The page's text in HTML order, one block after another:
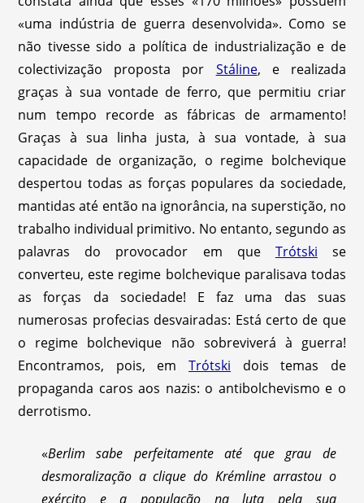
«uma indústria de guerra desenvolvida». Como se
não tivesse sido a política de industrialização e de
colectivização proposta por Stáline, e realizada
graças à sua vontade de ferro, que permitiu criar
num tempo recorde as fábricas de armamento!
Graças à sua linha justa, à sua vontade, à sua
capacidade de organização, o regime bolchevique
despertou todas as forças populares da sociedade,
mantidas até então na ignorância, na superstição, no
trabalho individual primitivo. No entanto, segundo as
palavras do provocador em que Trótski se
converteu, este regime bolchevique paralisava todas
as forças da sociedade! E faz uma das suas
numerosas profecias desvairadas: Está certo de que
o regime bolchevique não sobreviverá à guerra!
Encontramos, pois, em Trótski dois temas de
propaganda caros aos nazis: o antibolchevismo e o
derrotismo.
«Berlim sabe perfeitamente até que grau de
desmoralização a clique do Krémline arrastou o
exército e a população na luta pela sua